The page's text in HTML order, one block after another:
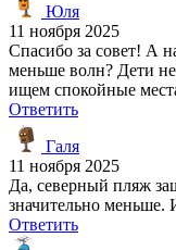
Юля
11 ноября 2025
Спасибо за совет! А
меньше волн? Дети
ищем спокойные
Ответить
Галя
11 ноября 2025
Да, северный пляж
значительно меньше.
Ответить